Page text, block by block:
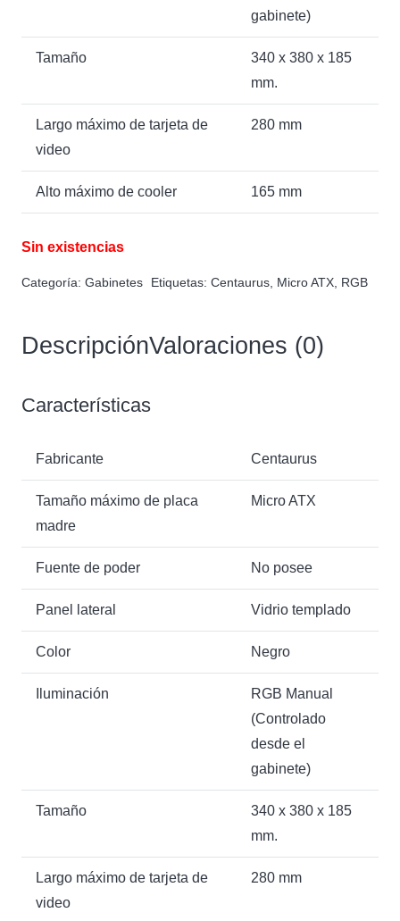
gabinete)
Tamaño
340 x 380 x 185
mm.
Largo máximo de tarjeta de
video
280 mm
Alto máximo de cooler 165 mm
Sin existencias
Categoría: Gabinetes Etiquetas: Centaurus, Micro ATX, RGB
DescripciónValoraciones (0)
Características
Fabricante Centaurus
Tamaño máximo de placa
madre
Micro ATX
Fuente de poder No posee
Panel lateral Vidrio templado
Color Negro
Iluminación
RGB Manual
(Controlado
desde el
gabinete)
Tamaño
340 x 380 x 185
mm.
Largo máximo de tarjeta de
video
280 mm